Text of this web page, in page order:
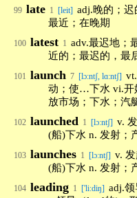
99 late 1 [leit] adj.晚的；迟
最近；在晚期
100 latest 1 adv.最迟地；
近的；最迟的，最
101 launch 7 [lɔ:ntʃ, lɑ:ntʃ]
动；使…下水 vi.开
放市场；下水；汽
102 launched 1 [lɔːntʃ] v.
(船)下水 n. 发射；
103 launches 1 [lɔːntʃ] v.
(船)下水 n. 发射；
104 leading 1 ['li:diŋ] adj.